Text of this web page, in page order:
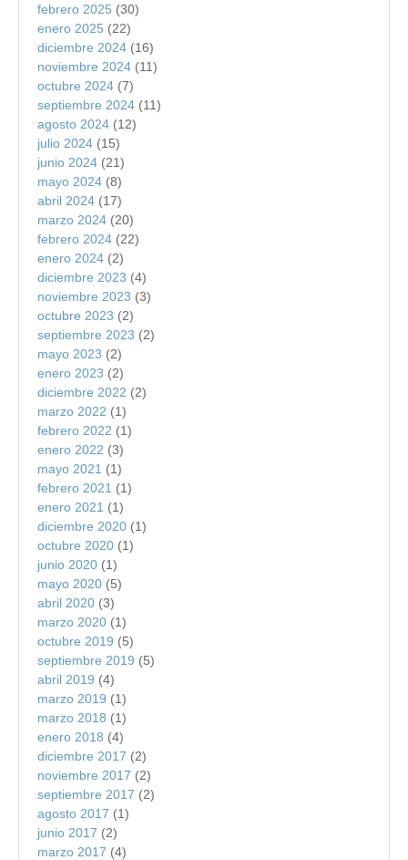
febrero 2025 (30)
enero 2025 (22)
diciembre 2024 (16)
noviembre 2024 (11)
octubre 2024 (7)
septiembre 2024 (11)
agosto 2024 (12)
julio 2024 (15)
junio 2024 (21)
mayo 2024 (8)
abril 2024 (17)
marzo 2024 (20)
febrero 2024 (22)
enero 2024 (2)
diciembre 2023 (4)
noviembre 2023 (3)
octubre 2023 (2)
septiembre 2023 (2)
mayo 2023 (2)
enero 2023 (2)
diciembre 2022 (2)
marzo 2022 (1)
febrero 2022 (1)
enero 2022 (3)
mayo 2021 (1)
febrero 2021 (1)
enero 2021 (1)
diciembre 2020 (1)
octubre 2020 (1)
junio 2020 (1)
mayo 2020 (5)
abril 2020 (3)
marzo 2020 (1)
octubre 2019 (5)
septiembre 2019 (5)
abril 2019 (4)
marzo 2019 (1)
marzo 2018 (1)
enero 2018 (4)
diciembre 2017 (2)
noviembre 2017 (2)
septiembre 2017 (2)
agosto 2017 (1)
junio 2017 (2)
marzo 2017 (4)